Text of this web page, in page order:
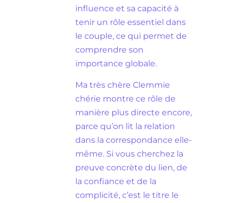
influence et sa capacité à
tenir un rôle essentiel dans
le couple, ce qui permet de
comprendre son
importance globale.
Ma très chère Clemmie
chérie montre ce rôle de
manière plus directe encore,
parce qu’on lit la relation
dans la correspondance elle-
même. Si vous cherchez la
preuve concrète du lien, de
la confiance et de la
complicité, c’est le titre le